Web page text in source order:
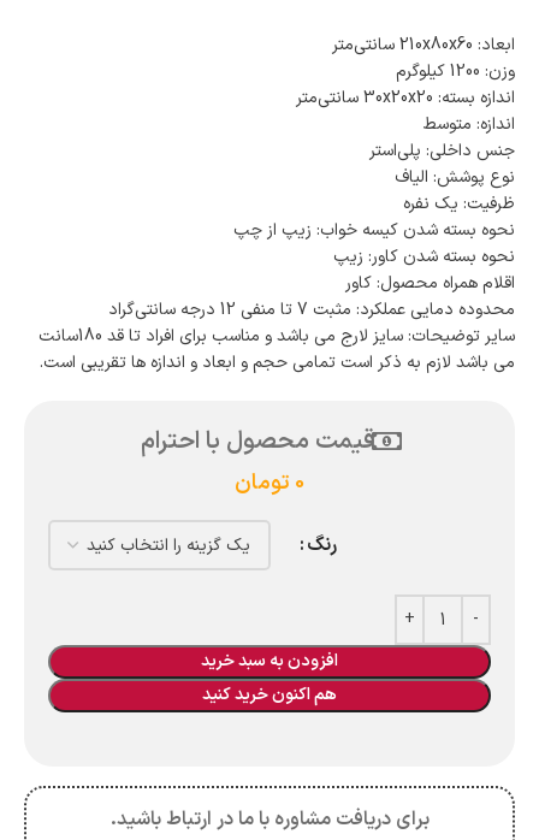
ابعاد: 210x80x60 سانتی‌متر
وزن: 1200 کیلوگرم
اندازه بسته: 30x20x20 سانتی‌متر
اندازه: متوسط
جنس داخلی: پلی‌استر
نوع پوشش: الیاف
ظرفیت: یک نفره
نحوه بسته شدن کیسه خواب: زیپ از چپ
نحوه بسته شدن کاور: زیپ
اقلام همراه محصول: کاور
محدوده دمایی عملکرد: مثبت 7 تا منفی 12 درجه سانتی‌گراد
سایر توضیحات: سایز لارج می باشد و مناسب برای افراد تا قد 180سانت
می باشد لازم به ذکر است تمامی حجم و ابعاد و اندازه ها تقریبی است.
قیمت محصول با احترام
0 تومان
رنگ
افزودن به سبد خرید
هم اکنون خرید کنید
برای دریافت مشاوره با ما در ارتباط باشید.